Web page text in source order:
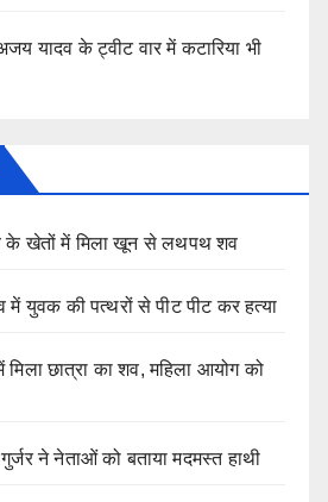
यादव के ट्वीट वार में कटारिया भी
के खेतों में मिला खून से लथपथ शव
में युवक की पत्थरों से पीट पीट कर हत्या
मिला छात्रा का शव, महिला आयोग को
ने नेताओं को बताया मदमस्त हाथी